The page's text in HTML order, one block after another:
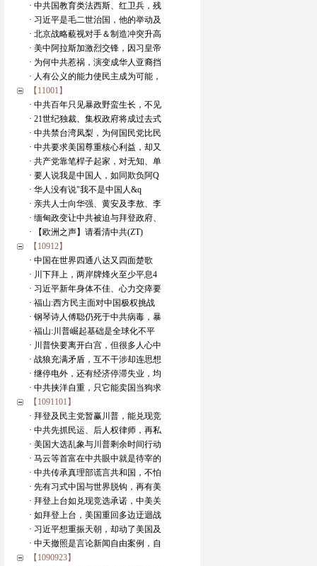
· 中共国教育类法西斯、红卫兵，残
· 习近平是毛二世治国，他的举动及
· 北京战略藐视对手＆制造冲突升高
· 美中阿拉斯加激烈交锋，因习皇帝
· 为何中共惹祸，演变成华人亚裔挡
· 人有公义的能力使民主成为可能，
【11001】
· 中共百年只见暴政野蛮生长，不见
· 21世纪独裁、集权政府将成过去式
· 中共禁台湾凤梨，为何国民党比民
· 中共要求美国尊重核心利益，却又
· 共产党靠笔桿子起家，对无知、单
· 要人说我是中国人，如同欺负阿Q
· 华人没有说"我不是中国人&q
· 亲共人士向华强、黄安及李敖、李
· 缅甸政变让中共被迫与拜登政府、
· 【欧洲之声】请看清中共(ZT)
【10912】
· 中国在世界四通八达又四面楚歌
· 川下拜上，两岸牌烽火至少平息4
· 习近平新年身体不佳、心力交瘁要
· 福山:西方民主面对中国极权挑战
· 钢琴诗人傅聪仍死于中共病毒，暴
· 福山:川普崛起基础是全球化不平
· 川普快要离开白宫，但很多人心中
· 战狼充满矛盾，互不干涉却连思想
· 继停电外，还有经济停滞失业，均
· 中共挟洋自重，只它能卖国当狗求
【1091101】
· 拜登及民主党暂赢川普，能兑现竞
· 中共先抓民运、后人权律师，再私
· 美国大选乱象与川普剩余时间行动
· 马云等首富在中共眼中就是待宰的
· 中共传承真理部谎言共和国，不怕
· 先有习式中国与世界脱钩，再有美
· 拜登上台如兑现竞选承诺，中美关
· 如拜登上台，美国重回多边迂迴战
· 习近平想重振天朝，却动了美国及
· 中天撤照是言论新闻自由案例，自
【1090923】